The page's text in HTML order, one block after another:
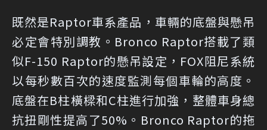
既然是Raptor車系產品，車輛的底盤與懸吊
必定會特別調教。Bronco Raptor搭載了類
似F-150 Raptor的懸吊設定，FOX阻尼系統
以每秒數百次的速度監測每個車輪的高度。
底盤在B柱橫樑和C柱進行加強，整體車身總
抗扭剛性提高了50%。Bronco Raptor的拖